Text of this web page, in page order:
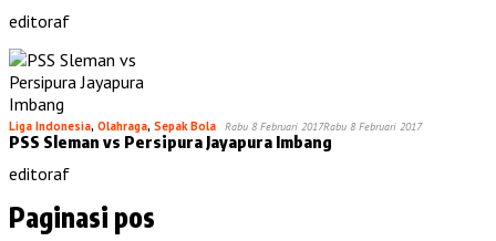
editoraf
Liga Indonesia, Olahraga, Sepak Bola Rabu 8 Februari 2017Rabu 8 Februari 2017
PSS Sleman vs Persipura Jayapura Imbang
editoraf
Paginasi pos